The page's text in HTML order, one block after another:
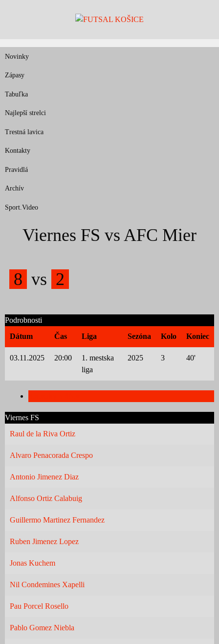
Novinky
Zápasy
Tabuľka
Najlepší strelci
Trestná lavica
Kontakty
Pravidlá
Archív
Sport.Video
Viernes FS vs AFC Mier
8 vs 2
Podrobnosti
Dátum
Čas Liga Sezóna Kolo Koniec
03.11.2025 20:00
1. mestska
liga
2025 3 40'
Viernes FS
Raul de la Riva Ortiz
Alvaro Penacorada Crespo
Antonio Jimenez Diaz
Alfonso Ortiz Calabuig
Guillermo Martinez Fernandez
Ruben Jimenez Lopez
Jonas Kuchem
Nil Condemines Xapelli
Pau Porcel Rosello
Pablo Gomez Niebla